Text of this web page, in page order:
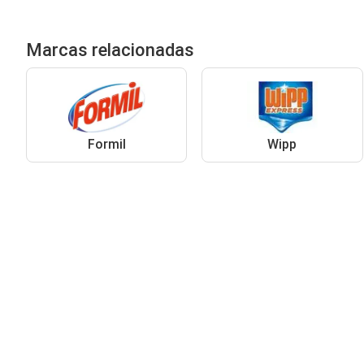
Marcas relacionadas
Formil Wipp